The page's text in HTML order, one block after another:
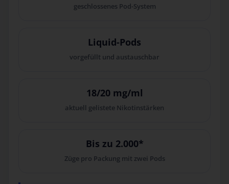
geschlossenes Pod-System
Liquid-Pods
vorgefüllt und austauschbar
18/20 mg/ml
aktuell gelistete Nikotinstärken
Bis zu 2.000*
Züge pro Packung mit zwei Pods